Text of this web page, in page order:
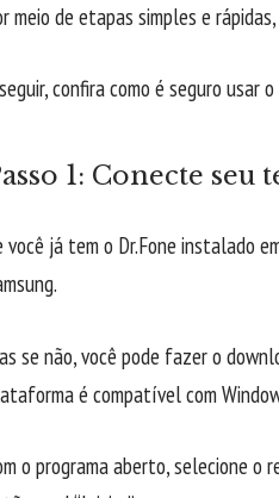
meio de etapas simples e
confira como é seguro usar
1: Conecte seu
você já tem o Dr.Fone instalado
se não, você pode fazer o
é compatível com
o programa aberto, selecione o